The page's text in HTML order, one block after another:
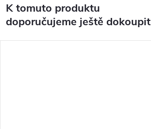
K tomuto produktu
doporučujeme ještě dokoupit